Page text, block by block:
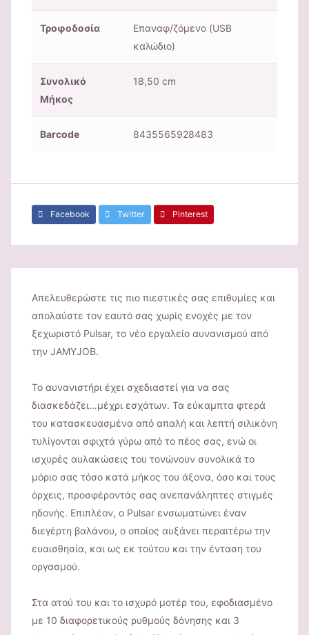
Τροφοδοσία
Επαναφ/ζόμενο (USB
καλώδιο)
Συνολικό
Μήκος
18,50 cm
Barcode 8435565928483
Facebook Twitter Pinterest
Απελευθερώστε τις πιο πιεστικές σας επιθυμίες και
απολαύστε τον εαυτό σας χωρίς ενοχές με τον
ξεχωριστό Pulsar, το νέο εργαλείο αυνανισμού από
την JAMYJOB.
Το αυνανιστήρι έχει σχεδιαστεί για να σας
διασκεδάζει…μέχρι εσχάτων. Τα εύκαμπτα φτερά
του κατασκευασμένα από απαλή και λεπτή σιλικόνη
τυλίγονται σφιχτά γύρω από το πέος σας, ενώ οι
ισχυρές αυλακώσεις του τονώνουν συνολικά το
μόριο σας τόσο κατά μήκος του άξονα, όσο και τους
όρχεις, προσφέροντάς σας ανεπανάληπτες στιγμές
ηδονής. Επιπλέον, ο Pulsar ενσωματώνει έναν
διεγέρτη βαλάνου, ο οποίος αυξάνει περαιτέρω την
ευαισθησία, και ως εκ τούτου και την ένταση του
οργασμού.
Στα ατού του και το ισχυρό μοτέρ του, εφοδιασμένο
με 10 διαφορετικούς ρυθμούς δόνησης και 3